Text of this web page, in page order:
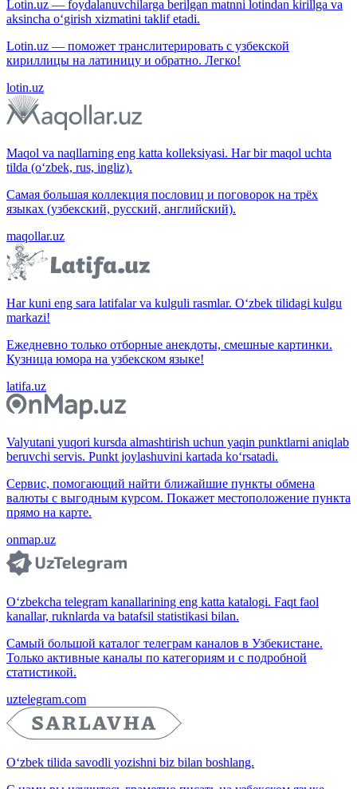
Lotin.uz — foydalanuvchilarga berilgan matnni lotindan kirillga va
aksincha o‘girish xizmatini taklif etadi.
Lotin.uz — поможет транслитерировать с узбекской
кириллицы на латиницу и обратно. Легко!
lotin.uz
Maqol va naqllarning eng katta kolleksiyasi. Har bir maqol uchta
tilda (o‘zbek, rus, ingliz).
Самая большая коллекция пословиц и поговорок на трёх
языках (узбекский, русский, английский).
maqollar.uz
Har kuni eng sara latifalar va kulguli rasmlar. O‘zbek tilidagi kulgu
markazi!
Ежедневно только отборные анекдоты, смешные картинки.
Кузница юмора на узбекском языке!
latifa.uz
Valyutani yuqori kursda almashtirish uchun yaqin punktlarni aniqlab
beruvchi servis. Punkt joylashuvini kartada ko‘rsatadi.
Сервис, помогающий найти ближайшие пункты обмена
валюты с выгодным курсом. Покажет местоположение пункта
прямо на карте.
onmap.uz
O‘zbekcha telegram kanallarining eng katta katalogi. Faqt faol
kanallar, ruknlarda va batafsil statistikasi bilan.
Самый большой каталог телеграм каналов в Узбекистане.
Только активные каналы по категориям и с подробной
статистикой.
uztelegram.com
O‘zbek tilida savodli yozishni biz bilan boshlang.